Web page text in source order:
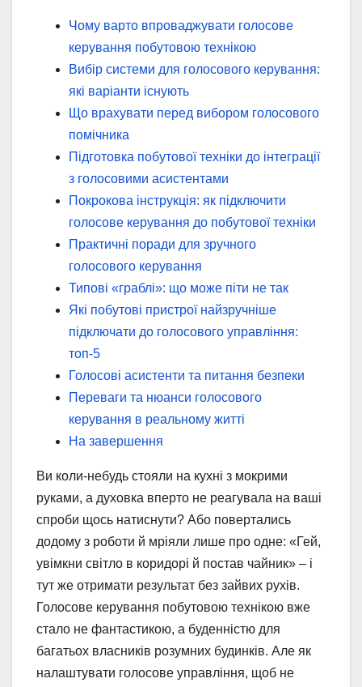
Чому варто впроваджувати голосове
керування побутовою технікою
Вибір системи для голосового керування:
які варіанти існують
Що врахувати перед вибором голосового
помічника
Підготовка побутової техніки до інтеграції
з голосовими асистентами
Покрокова інструкція: як підключити
голосове керування до побутової техніки
Практичні поради для зручного
голосового керування
Типові «граблі»: що може піти не так
Які побутові пристрої найзручніше
підключати до голосового управління:
топ-5
Голосові асистенти та питання безпеки
Переваги та нюанси голосового
керування в реальному житті
На завершення
Ви коли-небудь стояли на кухні з мокрими
руками, а духовка вперто не реагувала на ваші
спроби щось натиснути? Або повертались
додому з роботи й мріяли лише про одне: «Гей,
увімкни світло в коридорі й постав чайник» – і
тут же отримати результат без зайвих рухів.
Голосове керування побутовою технікою вже
стало не фантастикою, а буденністю для
багатьох власників розумних будинків. Але як
налаштувати голосове управління, щоб не